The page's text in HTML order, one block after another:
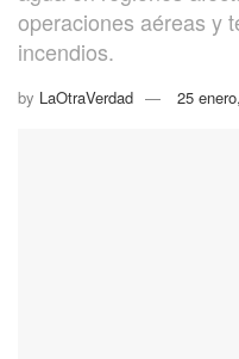
operaciones aéreas y
incendios.
by LaOtraVerdad 25